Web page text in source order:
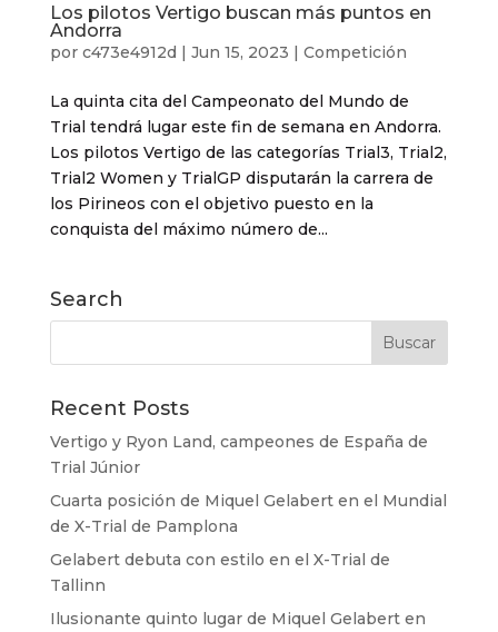
Los pilotos Vertigo buscan más puntos en
Andorra
por c473e4912d | Jun 15, 2023 | Competición
La quinta cita del Campeonato del Mundo de
Trial tendrá lugar este fin de semana en Andorra.
Los pilotos Vertigo de las categorías Trial3, Trial2,
Trial2 Women y TrialGP disputarán la carrera de
los Pirineos con el objetivo puesto en la
conquista del máximo número de...
Search
Recent Posts
Vertigo y Ryon Land, campeones de España de
Trial Júnior
Cuarta posición de Miquel Gelabert en el Mundial
de X-Trial de Pamplona
Gelabert debuta con estilo en el X-Trial de
Tallinn
Ilusionante quinto lugar de Miquel Gelabert en